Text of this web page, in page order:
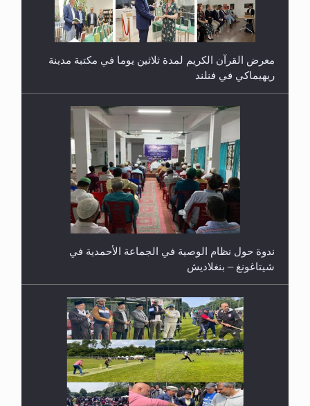
معرض القرآن الكريم لمدة ثلاثين يوما في مكتبة مدينة
ريهيماكي في فنلند
ندوة حول نظام الوصية في الجماعة الأحمدية في
شيتاغونغ – بنغلاديش